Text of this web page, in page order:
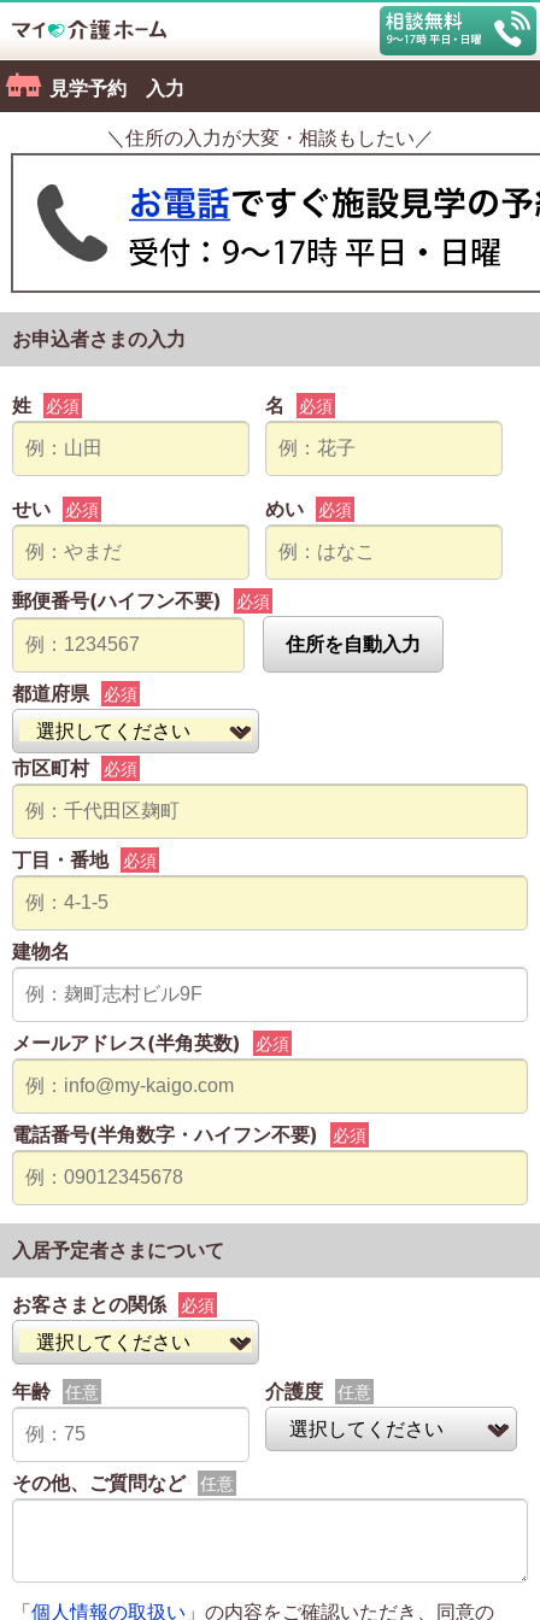
見学予約 入力
＼住所の入力が大変・相談もしたい／
お申込者さまの入力
姓 必須 名 必須
せい 必須 めい 必須
郵便番号(ハイフン不要) 必須
住所を自動入力
都道府県 必須
市区町村 必須
丁目・番地 必須
建物名
メールアドレス(半角英数) 必須
電話番号(半角数字・ハイフン不要) 必須
入居予定者さまについて
お客さまとの関係 必須
年齢 任意 介護度 任意
その他、ご質問など 任意
「個人情報の取扱い 」の内容をご確認いただき、同意の